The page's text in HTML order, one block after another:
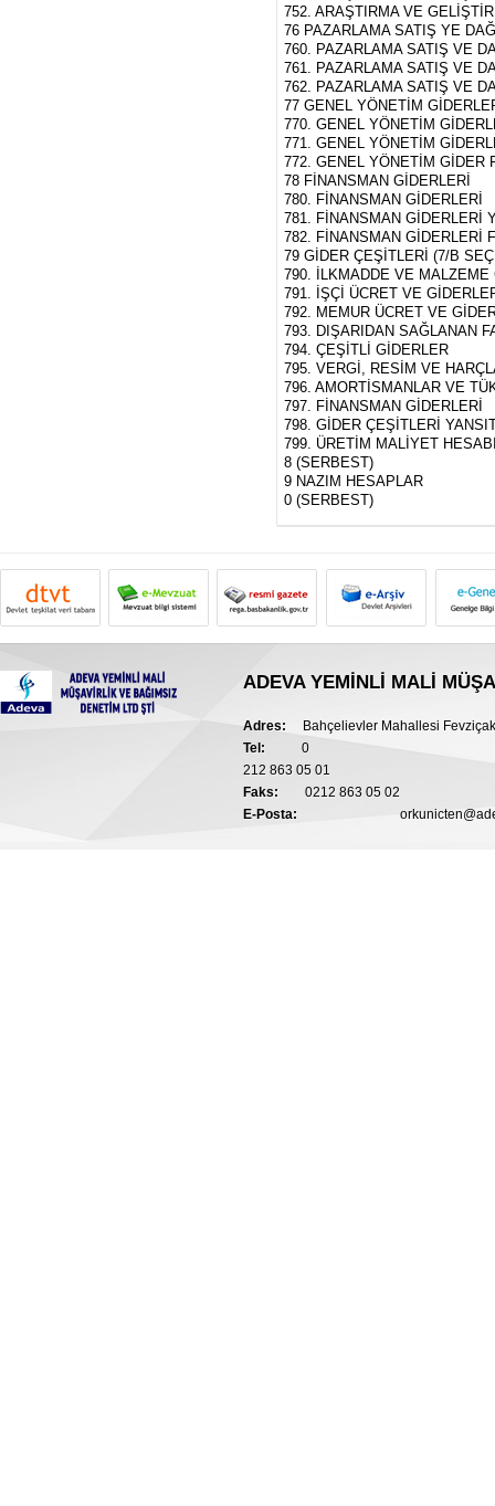
752. ARAŞTIRMA VE
76 PAZARLAMA SATIŞ YE
760. PAZARLAMA SATIŞ VE
761. PAZARLAMA SATIŞ VE
762. PAZARLAMA SATIŞ VE
77 GENEL YÖNETİM
770. GENEL YÖNETİM
771. GENEL YÖNETİM
772. GENEL YÖNETİM GİDER
78 FİNANSMAN GİDERLERİ
780. FİNANSMAN GİDERLERİ
781. FİNANSMAN GİDERLERİ
782. FİNANSMAN GİDERLERİ
79 GİDER ÇEŞİTLERİ (7/B
790. İLKMADDE VE MALZEME
791. İŞÇİ ÜCRET VE
792. MEMUR ÜCRET VE
793. DIŞARIDAN SAĞLANAN
794. ÇEŞİTLİ GİDERLER
795. VERGİ, RESİM VE
796. AMORTİSMANLAR VE
797. FİNANSMAN GİDERLERİ
798. GİDER ÇEŞİTLERİ
799. ÜRETİM MALİYET
8 (SERBEST)
9 NAZIM HESAPLAR
0 (SERBEST)
ADEVA YEMİNLİ MALİ
Adres:
Bahçelievler Mahallesi
Tel:
0
212 863 05 01
Faks:
0212 863 05 02
E-Posta: